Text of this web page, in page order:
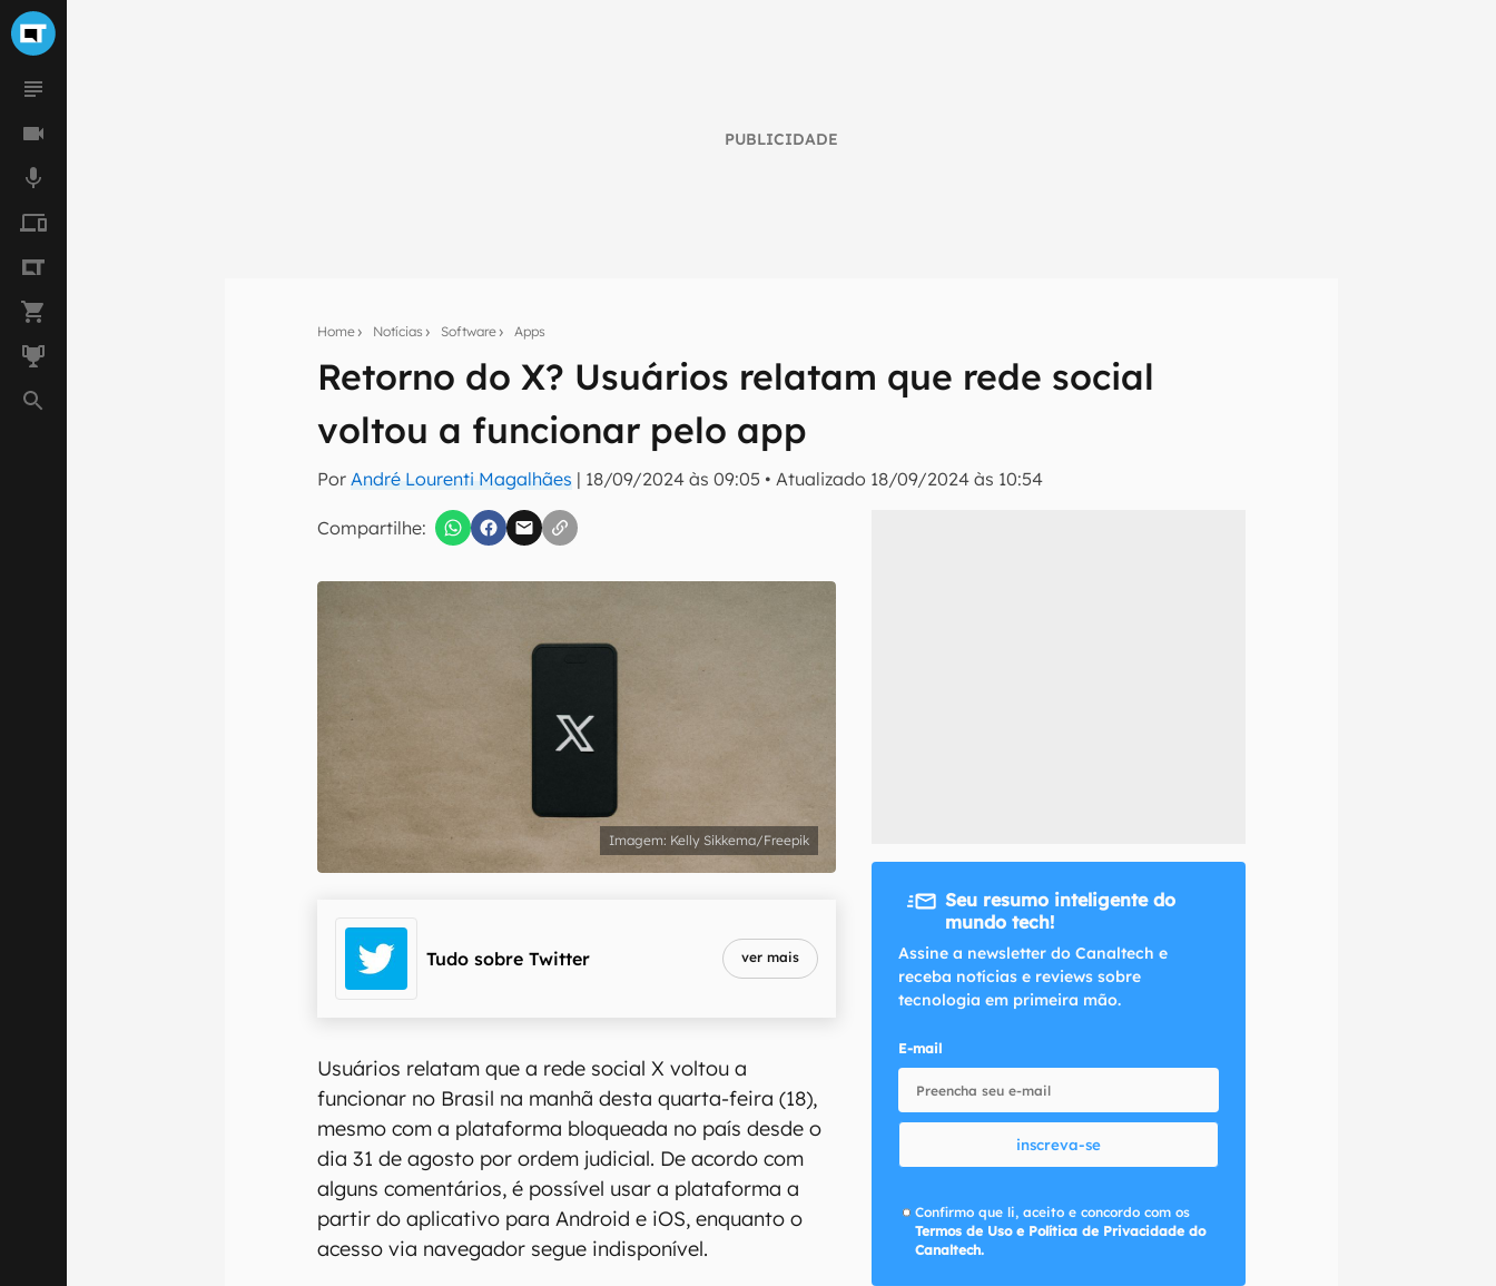
PUBLICIDADE
Home Notícias Software Apps
Retorno do X? Usuários relatam que rede social
voltou a funcionar pelo app
PorAndré Lourenti Magalhães | 18/09/2024 às 09:05 •Atualizado 18/09/2024 às 10:54
Compartilhe:
Assine a newsletter do Canaltech e receba notícias e reviews sobre tecnologia em primeira
Termos de Uso e Política de Privacidade do Canaltech.
Kelly Sikkema/Freepik
Tudo sobre Twitter ver mais
Usuários relatam que a rede social X voltou a
funcionar no Brasil na manhã desta quarta-feira (18),
mesmo com a plataforma bloqueada no país desde o
dia 31 de agosto por ordem judicial. De acordo com
alguns comentários, é possível usar a plataforma a
partir do aplicativo para Android e iOS, enquanto o
acesso via navegador segue indisponível.
Seu resumo inteligente do
mundo tech!
Assine a newsletter do Canaltech e
receba notícias e reviews sobre
tecnologia em primeira mão.
E-mail
inscreva-se
Confirmo que li, aceito e concordo com os
Termos de Uso e Política de Privacidade do
Canaltech.